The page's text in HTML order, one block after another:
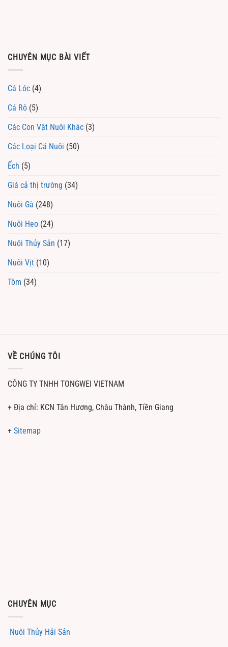
CHUYÊN MỤC BÀI VIẾT
Cá Lóc (4)
Cá Rô (5)
Các Con Vật Nuôi Khác (3)
Các Loại Cá Nuôi (50)
Ếch (5)
Giá cả thị trường (34)
Nuôi Gà (248)
Nuôi Heo (24)
Nuôi Thủy Sản (17)
Nuôi Vịt (10)
Tôm (34)
VỀ CHÚNG TÔI
CÔNG TY TNHH TONGWEI VIETNAM
+ Địa chỉ: KCN Tân Hương, Châu Thành, Tiền Giang
+ Sitemap
CHUYÊN MỤC
Nuôi Thủy Hải Sản